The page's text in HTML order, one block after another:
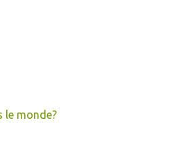
le monde?